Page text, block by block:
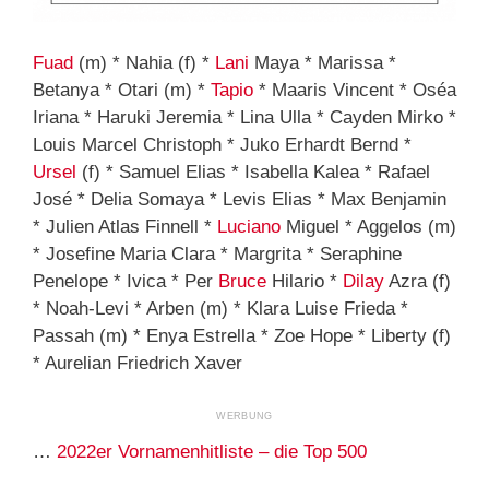
Fuad (m) * Nahia (f) * Lani Maya * Marissa *
Betanya * Otari (m) * Tapio * Maaris Vincent * Oséa
Iriana * Haruki Jeremia * Lina Ulla * Cayden Mirko *
Louis Marcel Christoph * Juko Erhardt Bernd *
Ursel (f) * Samuel Elias * Isabella Kalea * Rafael
José * Delia Somaya * Levis Elias * Max Benjamin
* Julien Atlas Finnell * Luciano Miguel * Aggelos (m)
* Josefine Maria Clara * Margrita * Seraphine
Penelope * Ivica * Per Bruce Hilario * Dilay Azra (f)
* Noah-Levi * Arben (m) * Klara Luise Frieda *
Passah (m) * Enya Estrella * Zoe Hope * Liberty (f)
* Aurelian Friedrich Xaver
… 2022er Vornamenhitliste – die Top 500